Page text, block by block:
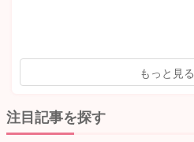
もっと見る
注目記事を探す